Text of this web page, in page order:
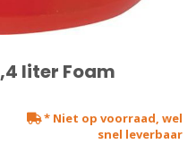
liter Foam
* Niet op voorraad, wel
snel leverbaar